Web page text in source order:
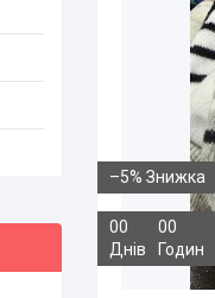
–5%
00
Днів
00
Годин